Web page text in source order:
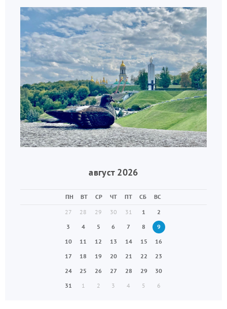
август 2026
ПН ВТ СР ЧТ ПТ СБ
ВС
27
28 29 30 31 1
2
3
4 5 6 7 8
9
10
11 12 13 14 15
16
17
18 19 20 21 22
23
24
25 26 27 28 29
30
31
1 2 3 4 5 6